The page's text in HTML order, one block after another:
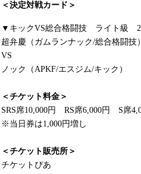
＜決定対戦カード＞
▼キックVS総合格闘技 ライト級 2
超弁慶（ガムランナック/総合格闘技
VS
ノック（APKF/エスジム/キック）
＜チケット料金＞
SRS席10,000円 RS席6,000円 S席
※当日券は1,000円増し
＜チケット販売所＞
チケットぴあ